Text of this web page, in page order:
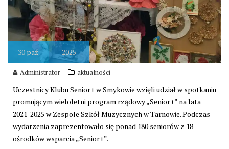
30 paź 2025
Administrator aktualności
Uczestnicy Klubu Senior+ w Smykowie wzięli udział w spotkaniu
promującym wieloletni program rządowy „Senior+” na lata
2021-2025 w Zespole Szkół Muzycznych w Tarnowie. Podczas
wydarzenia zaprezentowało się ponad 180 seniorów z 18
ośrodków wsparcia „Senior+”.